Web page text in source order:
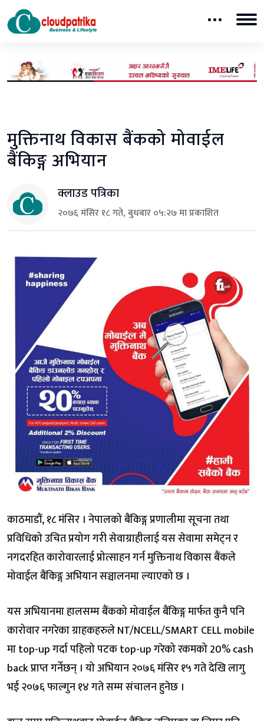
मुक्तिनाथ विकास बैंकको मोवाईल
बैंकिङ्ग अभियान
क्लाउड पत्रिका
२०७६ मंसिर १८ गते, बुधबार ०५:२७ मा प्रकाशित
काठमाडौं, १८ मंसिर । नेपालको बैंकिङ्ग प्रणालीमा सूचना तथा
प्रविधिको उचित प्रयोग गरी सेवाग्राहीलाई यस सेवामा समेट्न र
नगदरहित कारोवारलाई प्रोत्साहन गर्न मुक्तिनाथ विकास बैंकले
मोवाईल बैंकिङ्ग अभियान सञ्चालनमा ल्याएको छ ।
यस अभियानमा हालसम्म बैंकको मोवाईल बैंकिङ्ग मार्फत कुनै पनि
कारोवार नगरेका ग्राहकहरुले NT/NCELL/SMART CELL mobile
मा top-up गर्दा पहिलो पटक top-up गरेको रकमको 20% cash
back प्राप्त गर्नेछन् । यो अभियान २०७६ मंसिर १५ गते देखि लागु
भई २०७६ फाल्गुन १४ गते सम्म संचालन हुनेछ ।